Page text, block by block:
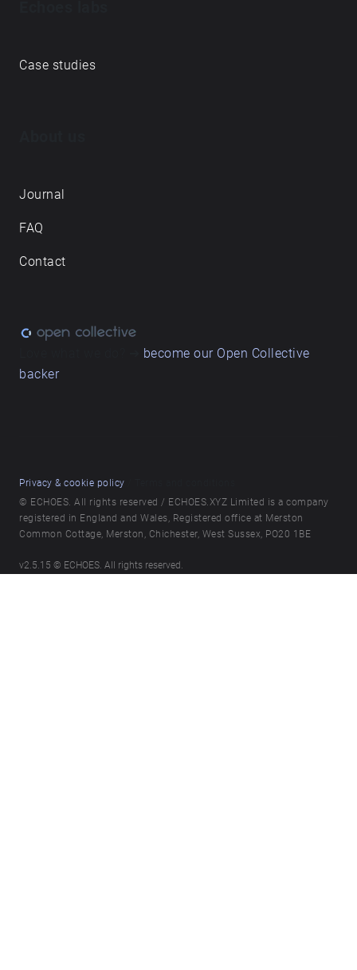
Case studies
Journal
FAQ
Contact
become our Open Collective
backer
Privacy & cookie policy
© ECHOES. All rights reserved / ECHOES.XYZ Limited is a company
registered in England and Wales, Registered office at Merston
Common Cottage, Merston, Chichester, West Sussex, PO20 1BE
v2.5.15 © ECHOES. All rights reserved.